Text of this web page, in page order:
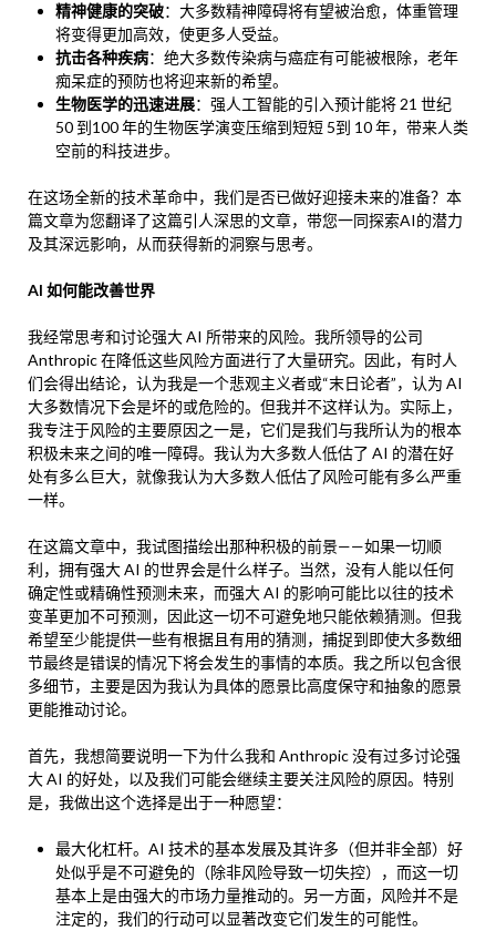
精神健康的突破：大多数精神障碍将有望被治愈，体重管理
将变得更加高效，使更多人受益。
抗击各种疾病：绝大多数传染病与癌症有可能被根除，老年
痴呆症的预防也将迎来新的希望。
生物医学的迅速进展：强人工智能的引入预计能将 21 世纪
50 到100 年的生物医学演变压缩到短短 5到 10 年，带来人类
空前的科技进步。
在这场全新的技术革命中，我们是否已做好迎接未来的准备？本
篇文章为您翻译了这篇引人深思的文章，带您一同探索AI的潜力
及其深远影响，从而获得新的洞察与思考。
AI 如何能改善世界
我经常思考和讨论强大 AI 所带来的风险。我所领导的公司
Anthropic 在降低这些风险方面进行了大量研究。因此，有时人
们会得出结论，认为我是一个悲观主义者或“末日论者”，认为 AI
大多数情况下会是坏的或危险的。但我并不这样认为。实际上，
我专注于风险的主要原因之一是，它们是我们与我所认为的根本
积极未来之间的唯一障碍。我认为大多数人低估了 AI 的潜在好
处有多么巨大，就像我认为大多数人低估了风险可能有多么严重
一样。
在这篇文章中，我试图描绘出那种积极的前景——如果一切顺
利，拥有强大 AI 的世界会是什么样子。当然，没有人能以任何
确定性或精确性预测未来，而强大 AI 的影响可能比以往的技术
变革更加不可预测，因此这一切不可避免地只能依赖猜测。但我
希望至少能提供一些有根据且有用的猜测，捕捉到即使大多数细
节最终是错误的情况下将会发生的事情的本质。我之所以包含很
多细节，主要是因为我认为具体的愿景比高度保守和抽象的愿景
更能推动讨论。
首先，我想简要说明一下为什么我和 Anthropic 没有过多讨论强
大 AI 的好处，以及我们可能会继续主要关注风险的原因。特别
是，我做出这个选择是出于一种愿望：
最大化杠杆。AI 技术的基本发展及其许多（但并非全部）好
处似乎是不可避免的（除非风险导致一切失控），而这一切
基本上是由强大的市场力量推动的。另一方面，风险并不是
注定的，我们的行动可以显著改变它们发生的可能性。